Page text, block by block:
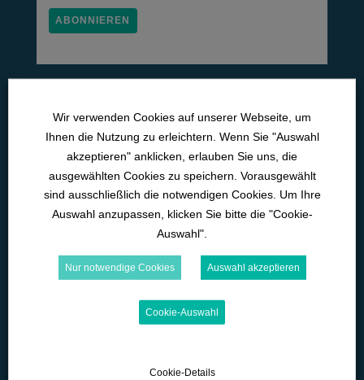
Pneumo­logie
Neurologie
Kardiologie
Intensiv­medizin
Med. Pflichtfort­bildun­gen
Microlearning
Fach­angestellte: Pneumo­logie
Wir verwenden Cookies auf unserer Webseite, um
Ihnen die Nutzung zu erleichtern. Wenn Sie "Auswahl
akzeptieren" anklicken, erlauben Sie uns, die
ausgewählten Cookies zu speichern. Vorausgewählt
sind ausschließlich die notwendigen Cookies. Um Ihre
Auswahl anzupassen, klicken Sie bitte die "Cookie-
Auswahl".
Nur notwendige Cookies Auswahl akzeptieren
Cookie-Auswahl
Cookie-Details